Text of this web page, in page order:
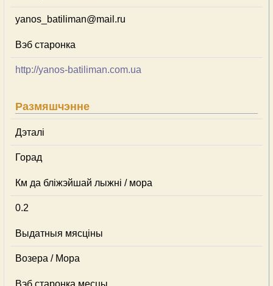
yanos_batiliman@mail.ru
Вэб старонка
http://yanos-batiliman.com.ua
Размяшчэнне
Дэталі
Горад
Км да бліжэйшай лыжні / мора
0.2
Выдатныя мясціны
Возера / Мора
Вэб старонка месцы